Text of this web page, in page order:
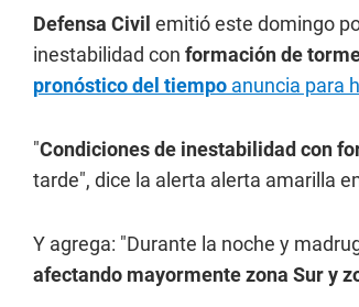
Defensa Civil emitió este domingo
inestabilidad con formación de
pronóstico del tiempo anuncia para
"Condiciones de inestabilidad con
tarde", dice la alerta alerta amarilla
Y agrega: "Durante la noche y
afectando mayormente zona Sur y